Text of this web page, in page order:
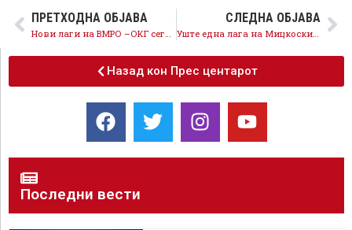
ПРЕТХОДНА ОБЈАВА СЛЕДНА ОБЈАВА
Уште една лага на Мицкоски е потврдена – Реформската агенда не е исполнета
Назад кон Прес центарот
Последни вести